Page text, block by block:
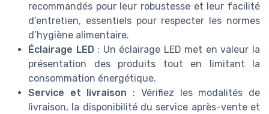
recommandés pour leur robustesse et leur facilité
d’entretien, essentiels pour respecter les normes
d’hygiène alimentaire.
Éclairage LED : Un éclairage LED met en valeur la
présentation des produits tout en limitant la
consommation énergétique.
Service et livraison : Vérifiez les modalités de
livraison, la disponibilité du service après-vente et